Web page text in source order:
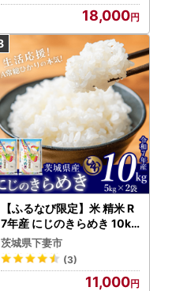
18,000
【ふるなび限定】米 精米 R
7年産 にじのきらめき 10kg
10月 FN-Limited-PR
茨城県下妻市
(3)
11,000